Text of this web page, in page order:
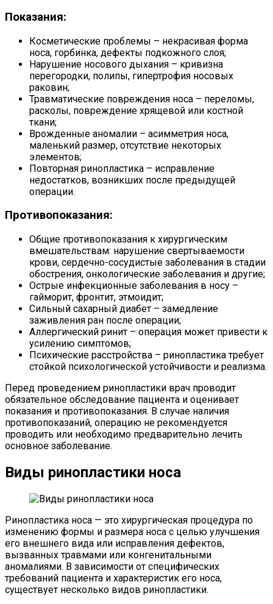
Показания:
Косметические проблемы – некрасивая форма
носа, горбинка, дефекты подкожного слоя;
Нарушение носового дыхания – кривизна
перегородки, полипы, гипертрофия носовых
раковин;
Травматические повреждения носа – переломы,
расколы, повреждение хрящевой или костной
ткани;
Врожденные аномалии – асимметрия носа,
маленький размер, отсутствие некоторых
элементов;
Повторная ринопластика – исправление
недостатков, возникших после предыдущей
операции.
Противопоказания:
Общие противопоказания к хирургическим
вмешательствам: нарушение свертываемости
крови, сердечно-сосудистые заболевания в стадии
обострения, онкологические заболевания и другие;
Острые инфекционные заболевания в носу –
гайморит, фронтит, этмоидит;
Сильный сахарный диабет – замедление
заживления ран после операции;
Аллергический ринит – операция может привести к
усилению симптомов;
Психические расстройства – ринопластика требует
стойкой психологической устойчивости и реализма.
Перед проведением ринопластики врач проводит
обязательное обследование пациента и оценивает
показания и противопоказания. В случае наличия
противопоказаний, операцию не рекомендуется
проводить или необходимо предварительно лечить
основное заболевание.
Виды ринопластики носа
Ринопластика носа — это хирургическая процедура по
изменению формы и размера носа с целью улучшения
его внешнего вида или исправления дефектов,
вызванных травмами или конгенитальными
аномалиями. В зависимости от специфических
требований пациента и характеристик его носа,
существует несколько видов ринопластики.